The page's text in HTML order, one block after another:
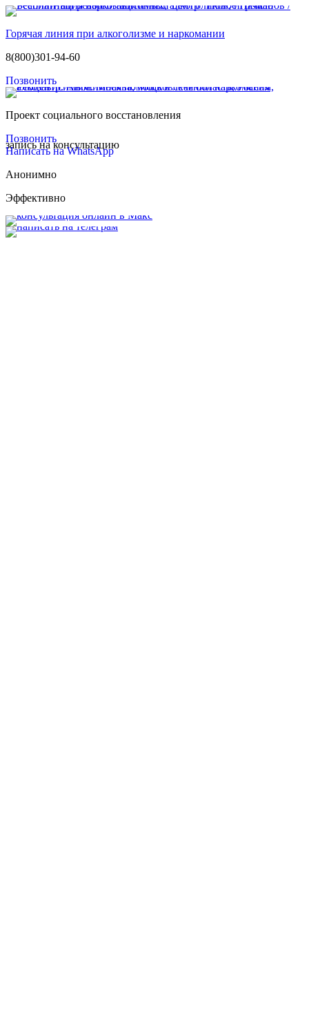
Горячая линия при алкоголизме и наркомании
8(800)301-94-60
Позвонить
Проект социального восстановления
Позвонить
запись на консультацию
Написать на WhatsApp
Анонимно
Эффективно